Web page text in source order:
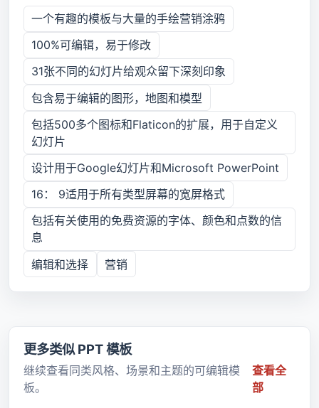
一个有趣的模板与大量的手绘营销涂鸦
100%可编辑，易于修改
31张不同的幻灯片给观众留下深刻印象
包含易于编辑的图形，地图和模型
包括500多个图标和Flaticon的扩展，用于自定义
幻灯片
设计用于Google幻灯片和Microsoft PowerPoint
16： 9适用于所有类型屏幕的宽屏格式
包括有关使用的免费资源的字体、颜色和点数的信
息
编辑和选择
营销
更多类似 PPT 模板
继续查看同类风格、场景和主题的可编辑模
板。
查看全
部